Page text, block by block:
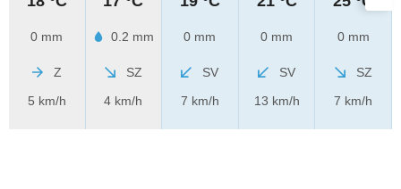
0 mm
Z
5 km/h
0.2 mm
SZ
4 km/h
0 mm
SV
7 km/h
0 mm
SV
13 km/h
0 mm
SZ
7 km/h